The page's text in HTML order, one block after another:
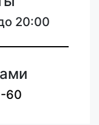
20:00
60